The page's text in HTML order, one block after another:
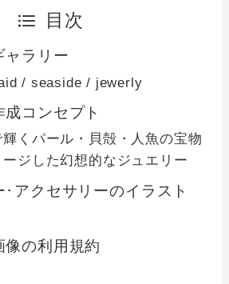
目次
ャラリー
/ seaside / jewerly
成コンセプト
くパール・貝殻・人魚の宝物
ージした幻想的なジュエリー
･アクセサリーのイラスト
像の利用規約